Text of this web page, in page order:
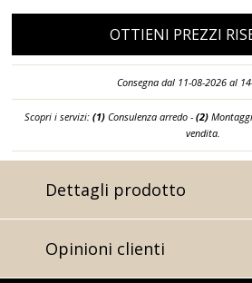
OTTIENI PREZZI
Consegna dal 11-08-2026 al
Scopri i servizi: (1)Consulenza arredo - (2)
vendita.
Dettagli prodotto
Opinioni clienti